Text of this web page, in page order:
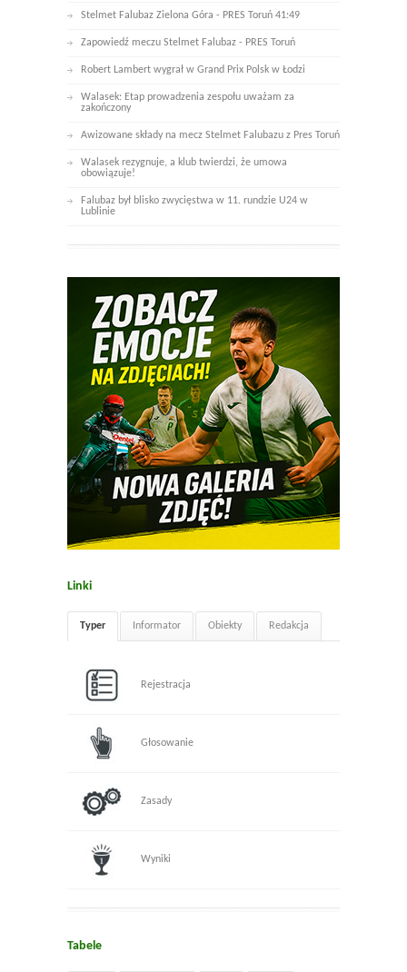
Stelmet Falubaz Zielona Góra - PRES Toruń 41:49
Zapowiedź meczu Stelmet Falubaz - PRES Toruń
Robert Lambert wygrał w Grand Prix Polsk w Łodzi
Walasek: Etap prowadzenia zespołu uważam za
zakończony
Awizowane składy na mecz Stelmet Falubazu z Pres Toruń
Walasek rezygnuje, a klub twierdzi, że umowa
obowiązuje!
Falubaz był blisko zwycięstwa w 11. rundzie U24 w
Lublinie
Linki
Typer Informator Obiekty Redakcja
Rejestracja
Głosowanie
Zasady
Wyniki
Tabele